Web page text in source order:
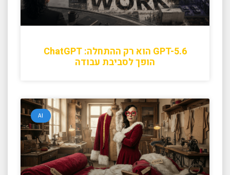
GPT-5.6 הוא רק ההתחלה: ChatGPT
הופך לסביבת עבודה
AI